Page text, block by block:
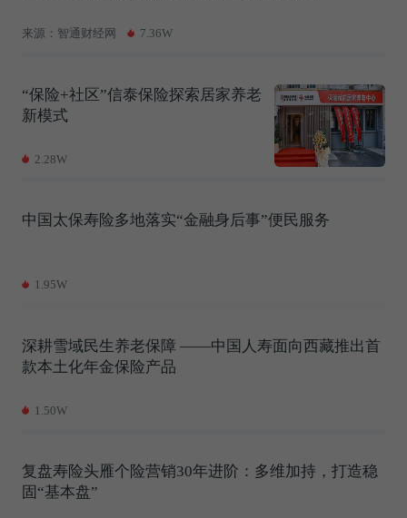
来源：智通财经网 7.36W
“保险+社区”信泰保险探索居家养老
新模式
2.28W
中国太保寿险多地落实“金融身后事”便民服务
1.95W
深耕雪域民生养老保障 ——中国人寿面向西藏推出首
款本土化年金保险产品
1.50W
复盘寿险头雁个险营销30年进阶：多维加持，打造稳
固“基本盘”